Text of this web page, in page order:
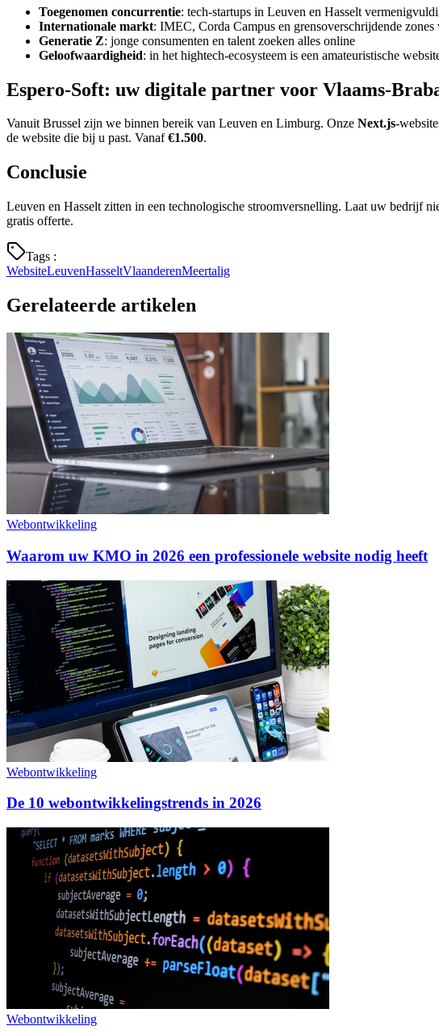
Toegenomen concurrentie: tech-startups in Leuven en Hasselt
Internationale markt: IMEC, Corda Campus en grensoverschrijdende
Generatie Z: jonge consumenten en talent zoeken alles online
Geloofwaardigheid: in het hightech-ecosysteem is een amateuristische
Espero-Soft: uw digitale partner voor Vlaams-
Vanuit Brussel zijn we binnen bereik van Leuven en Limburg. Onze Next.js-
de website die bij u past. Vanaf€1.500.
Conclusie
Leuven en Hasselt zitten in een technologische stroomversnelling. Laat uw bedrijf
gratis offerte.
Tags :
WebsiteLeuvenHasseltVlaanderenMeertalig
Gerelateerde artikelen
Webontwikkeling
Waarom uw KMO in 2026 een professionele website nodig heeft
Webontwikkeling
De 10 webontwikkelingstrends in 2026
Webontwikkeling